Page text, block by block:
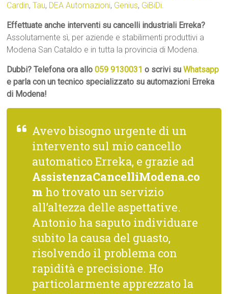
Cardin,Tau, DEA Automazioni, Genius, GiBiDi.
Effettuate anche interventi su cancelli industriali Erreka?
Assolutamente sì, per aziende e stabilimenti produttivi a
Modena San Cataldo e in tutta la provincia di Modena.
Dubbi? Telefona ora allo059 9130031 o scrivi suWhatsapp
e parla con un tecnico specializzato su automazioni Erreka
di Modena!
Avevo bisogno urgente di un
intervento sul mio cancello
automatico Erreka, e grazie ad
AssistenzaCancelliModena.co
m ho trovato un servizio
all’altezza delle aspettative.
Antonio ha saputo individuare
subito la causa del guasto,
risolvendo il problema con
rapidità e precisione. Ho
particolarmente apprezzato la